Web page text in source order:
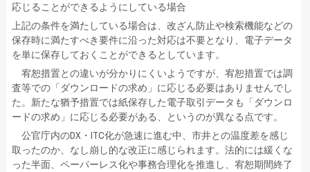
応じることができるようにしている場合
上記の条件を満たしている場合は、改ざん防止や検索機能などの
保存時に満たすべき要件に沿った対応は不要となり、電子データ
を単に保存しておくことができるとしています。
宥恕措置との違いが分かりにくいようですが、宥恕措置では調
査等での「ダウンロードの求め」に応じる必要はありませんでし
た。新たな猶予措置では紙保存した電子取引データも「ダウンロ
ードの求め」に応じる必要がある、というのが異なる点です。
公官庁内のDX・ITC化が急速に進む中、市井との温度差を感じ
取ったのか、なし崩し的な改正に感じられます。法的には緩くな
った半面、ペーパーレス化や事務合理化を推進し、宥恕期間終了